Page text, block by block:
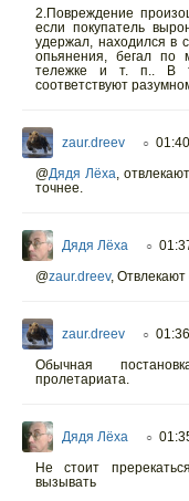
2.Повреждение
если покупатель
удержал, находился в
опьянения, бегал по
тележке и т. п.. В
соответствуют
zaur.dreev ○
@Дядя Лёха,
точнее.
Дядя Лёха ○
@zaur.dreev,
zaur.dreev ○
Обычная
пролетариата.
Дядя Лёха ○
Не стоит
вызывать